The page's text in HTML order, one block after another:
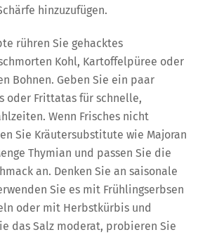
hinzuzufügen.
rühren Sie gehacktes
Kohl, Kartoffelpüree oder
Bohnen. Geben Sie ein paar
oder Frittatas für schnelle,
Wenn Frisches nicht
Sie Kräutersubstitute wie Majoran
Thymian und passen Sie die
an. Denken Sie an saisonale
Sie es mit Frühlingserbsen
oder mit Herbstkürbis und
das Salz moderat, probieren Sie